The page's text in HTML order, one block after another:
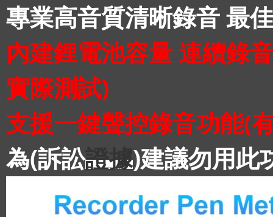
專業高音質清晰錄音 最
內建鋰電池容量 連續錄
實際測試)
支援一鍵聲控錄音功能(
為(訴訟證據)建議勿用此